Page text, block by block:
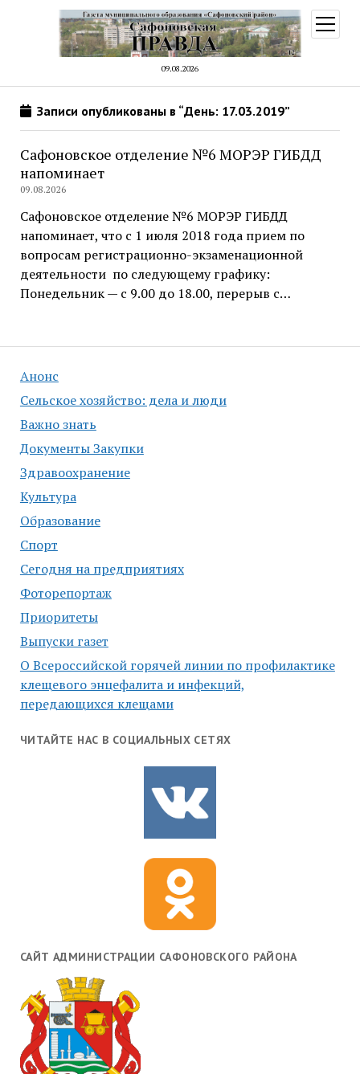
09.08.2026
меню
Анонс
Сельское хозяйство: дела и люди
Важно знать
Документы Закупки
Здравоохранение
Культура
Образование
Спорт
Сегодня на предприятиях
Фоторепортаж
Приоритеты
Выпуски газет
О Всероссийской горячей линии по профилактике
клещевого энцефалита и инфекций,
передающихся клещами
ЧИТАЙТЕ НАС В СОЦИАЛЬНЫХ СЕТЯХ
САЙТ АДМИНИСТРАЦИИ САФОНОВСКОГО РАЙОНА
Записи опубликованы в “День: 17.03.2019”
Сафоновское отделение №6 МОРЭР ГИБДД
напоминает
09.08.2026
Сафоновское отделение №6 МОРЭР ГИБДД
напоминает, что с 1 июля 2018 года прием по
вопросам регистрационно-экзаменационной
деятельности по следующему графику:
Понедельник — с 9.00 до 18.00, перерыв с…